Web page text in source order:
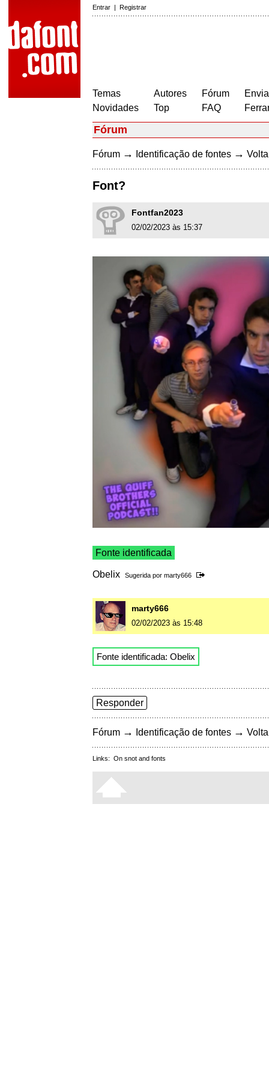
Entrar | Registrar
Temas
Novidades
Autores
Top
Fórum
FAQ
Fórum
Fórum → Identificação de fontes →
Font?
Fontfan2023
02/02/2023 às 15:37
Fonte identificada
Obelix Sugerida por marty666
marty666
02/02/2023 às 15:48
Fonte identificada: Obelix
Responder
Fórum → Identificação de fontes →
Links: On snot and fonts